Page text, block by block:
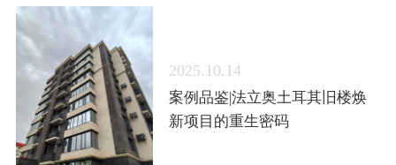
2025.10.14
案例品鉴|法立奥土耳其旧楼焕
新项目的重生密码